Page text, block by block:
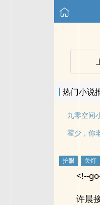
热门小说
九零空间
霍少，你
<!--
许晨